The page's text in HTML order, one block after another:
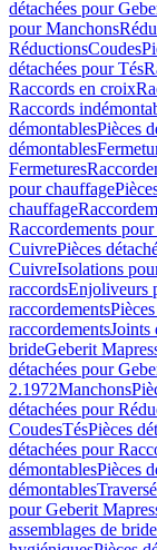
détachées pour
pour Manchons
RéductionsCoudes
détachées pour Tés
Raccords en croix
Raccords
démontablesPièces
démontables
Fermetures
pour chauffage
chauffage
Raccordements
CuivrePièces
CuivreIsolations
raccordsEnjoliveurs
raccordements
raccordementsJoints
brideGeberit
détachées pour
2.1972Manchons
détachées pour
CoudesTésPièces
détachées pour
démontablesPièces
démontables
pour Geberit
assemblages de